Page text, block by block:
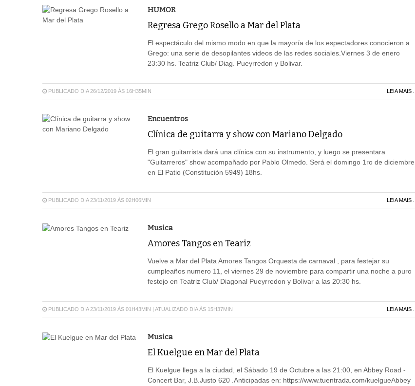
HUMOR
Regresa Grego Rosello a Mar del Plata
El espectáculo del mismo modo en que la mayoría de los espectadores conocieron a
Grego: una serie de desopilantes videos de las redes sociales.Viernes 3 de enero
23:30 hs. Teatriz Club/ Diag. Pueyrredon y Bolivar.
PUBLICADO DIA 26/12/2019 ÀS 16H35MIN LEIA MAIS ...
Encuentros
Clínica de guitarra y show con Mariano Delgado
El gran guitarrista dará una clínica con su instrumento, y luego se presentara
"Guitarreros" show acompañado por Pablo Olmedo. Será el domingo 1ro de diciembre
en El Patio (Constitución 5949) 18hs.
PUBLICADO DIA 23/11/2019 ÀS 02H06MIN LEIA MAIS ...
Musica
Amores Tangos en Teariz
Vuelve a Mar del Plata Amores Tangos Orquesta de carnaval , para festejar su
cumpleaños numero 11, el viernes 29 de noviembre para compartir una noche a puro
festejo en Teatriz Club/ Diagonal Pueyrredon y Bolivar a las 20:30 hs.
PUBLICADO DIA 23/11/2019 ÀS 01H43MIN | ATUALIZADO DIA ÀS 15H37MIN LEIA MAIS ...
Musica
El Kuelgue en Mar del Plata
El Kuelgue llega a la ciudad, el Sábado 19 de Octubre a las 21:00, en Abbey Road -
Concert Bar, J.B.Justo 620 .Anticipadas en: https://www.tuentrada.com/kuelgueAbbey